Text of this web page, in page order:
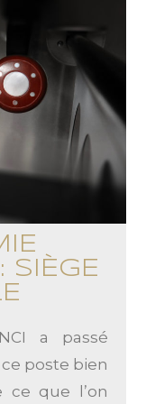
SIÈGE
a passé
poste bien
ce que l’on